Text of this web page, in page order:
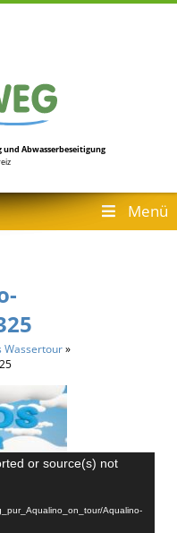
und Abwasserbeseitigung
Menü
Wassertour»
or source(s) not
Aqualino-